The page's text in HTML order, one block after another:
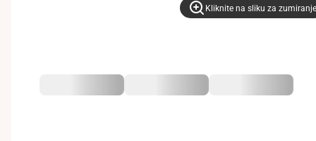
Kliknite na sliku za zumiranje